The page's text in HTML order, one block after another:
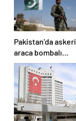
Pakistan’da askeri
araca bombalı
saldırı düzenlendi